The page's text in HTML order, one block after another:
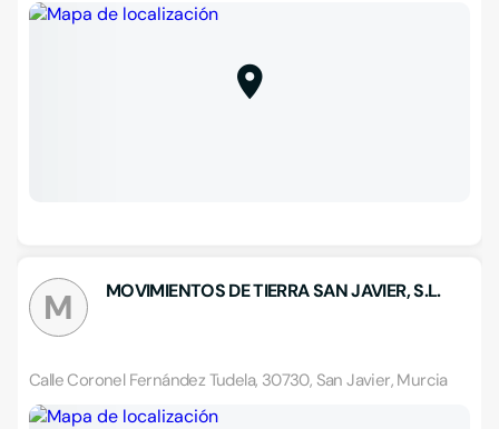
M MOVIMIENTOS DE TIERRA SAN JAVIER, S.L.
Calle Coronel Fernández Tudela, 30730, San Javier, Murcia